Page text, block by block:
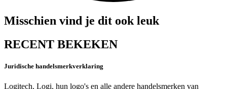
Misschien vind je dit ook leuk
RECENT BEKEKEN
Juridische handelsmerkverklaring
Logitech, Logi, hun logo's en alle andere handelsmerken van